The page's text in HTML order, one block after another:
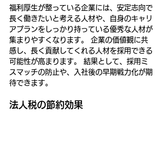
福利厚生が整っている企業には、安定志向で
長く働きたいと考える人材や、自身のキャリ
アプランをしっかり持っている優秀な人材が
集まりやすくなります。 企業の価値観に共
感し、長く貢献してくれる人材を採用できる
可能性が高まります。 結果として、採用ミ
スマッチの防止や、入社後の早期戦力化が期
待できます。
法人税の節約効果